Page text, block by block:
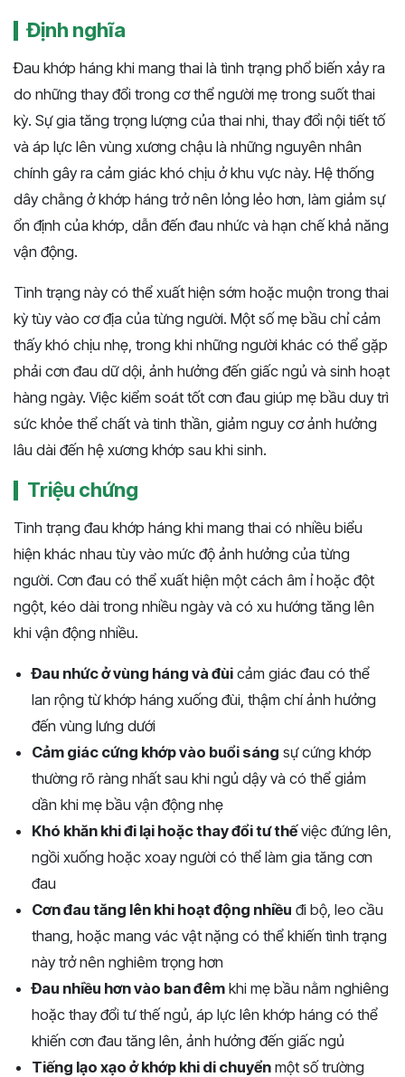
Định nghĩa
Đau khớp háng khi mang thai là tình trạng phổ biến xảy ra
do những thay đổi trong cơ thể người mẹ trong suốt thai
kỳ. Sự gia tăng trọng lượng của thai nhi, thay đổi nội tiết tố
và áp lực lên vùng xương chậu là những nguyên nhân
chính gây ra cảm giác khó chịu ở khu vực này. Hệ thống
dây chằng ở khớp háng trở nên lỏng lẻo hơn, làm giảm sự
ổn định của khớp, dẫn đến đau nhức và hạn chế khả năng
vận động.
Tình trạng này có thể xuất hiện sớm hoặc muộn trong thai
kỳ tùy vào cơ địa của từng người. Một số mẹ bầu chỉ cảm
thấy khó chịu nhẹ, trong khi những người khác có thể gặp
phải cơn đau dữ dội, ảnh hưởng đến giấc ngủ và sinh hoạt
hàng ngày. Việc kiểm soát tốt cơn đau giúp mẹ bầu duy trì
sức khỏe thể chất và tinh thần, giảm nguy cơ ảnh hưởng
lâu dài đến hệ xương khớp sau khi sinh.
Triệu chứng
Tình trạng đau khớp háng khi mang thai có nhiều biểu
hiện khác nhau tùy vào mức độ ảnh hưởng của từng
người. Cơn đau có thể xuất hiện một cách âm ỉ hoặc đột
ngột, kéo dài trong nhiều ngày và có xu hướng tăng lên
khi vận động nhiều.
Đau nhức ở vùng háng và đùi cảm giác đau có thể
lan rộng từ khớp háng xuống đùi, thậm chí ảnh hưởng
đến vùng lưng dưới
Cảm giác cứng khớp vào buổi sáng sự cứng khớp
thường rõ ràng nhất sau khi ngủ dậy và có thể giảm
dần khi mẹ bầu vận động nhẹ
Khó khăn khi đi lại hoặc thay đổi tư thếviệc đứng lên,
ngồi xuống hoặc xoay người có thể làm gia tăng cơn
đau
Cơn đau tăng lên khi hoạt động nhiều đi bộ, leo cầu
thang, hoặc mang vác vật nặng có thể khiến tình trạng
này trở nên nghiêm trọng hơn
Đau nhiều hơn vào ban đêm khi mẹ bầu nằm nghiêng
hoặc thay đổi tư thế ngủ, áp lực lên khớp háng có thể
khiến cơn đau tăng lên, ảnh hưởng đến giấc ngủ
Tiếng lạo xạo ở khớp khi di chuyển một số trường